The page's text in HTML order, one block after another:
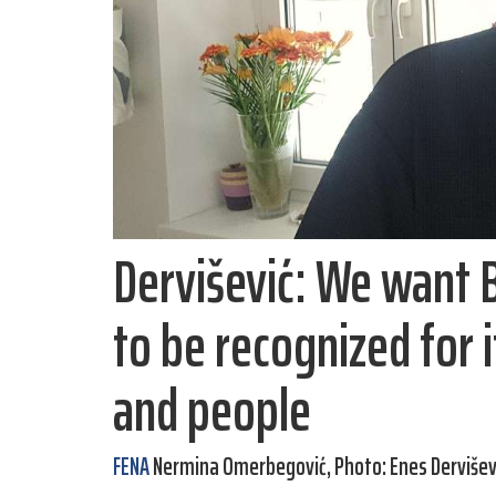
Dervišević: We want
to be recognized
and people
FENANermina Omerbegović, Photo: Enes